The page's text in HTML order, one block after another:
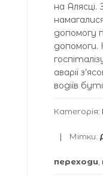
на Алясці.
допомогу
допомоги.
аварії
водіїв
Категорія:
Мітки:
переходи